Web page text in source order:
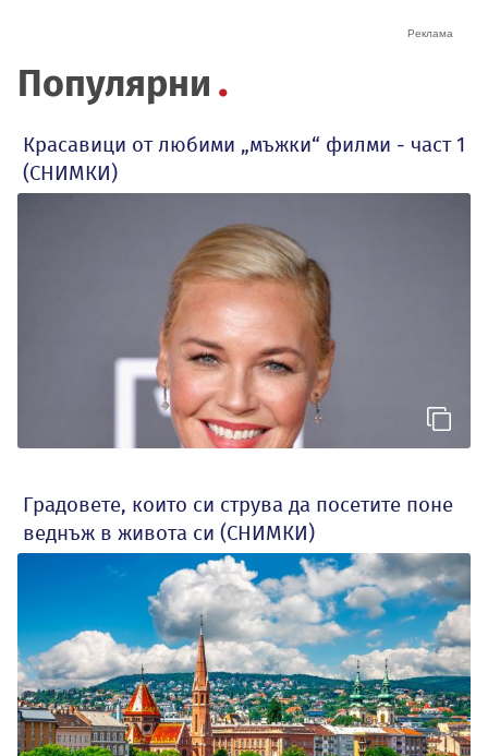
Популярни
Красавици от любими „мъжки“ филми - част 1
(СНИМКИ)
Градовете, които си струва да посетите поне
веднъж в живота си (СНИМКИ)